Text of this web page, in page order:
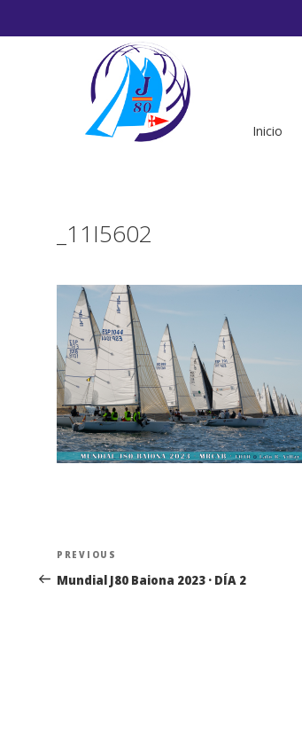
Inicio
_11I5602
Navegación
de
Previous
Post
PREVIOUS
Mundial J80 Baiona 2023 · DÍA 2